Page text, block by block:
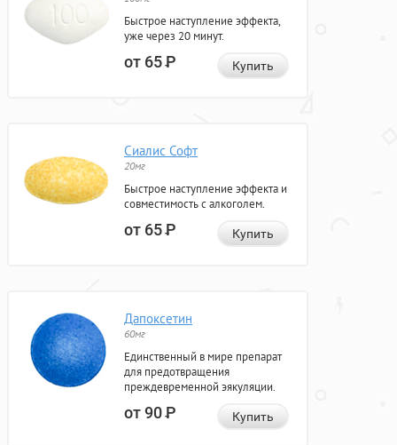
Быстрое наступление эффекта,
уже через 20 минут.
от 65Р Купить
Сиалис Софт
20мг
Быстрое наступление эффекта и
совместимость с алкоголем.
от 65Р Купить
Дапоксетин
60мг
Единственный в мире препарат
для предотвращения
преждевременной эякуляции.
от 90Р Купить